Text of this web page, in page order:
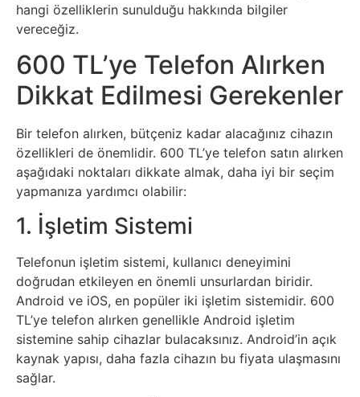
Download
E-
Devlet
Eğitim
Elektronik
Cihazlar
Felsefe
Finans
hangi özelliklerin sunulduğu hakkında bilgiler
vereceğiz.
600 TL’ye Telefon Alırken
Dikkat Edilmesi Gerekenler
Bir telefon alırken, bütçeniz kadar alacağınız cihazın
özellikleri de önemlidir. 600 TL’ye telefon satın alırken
aşağıdaki noktaları dikkate almak, daha iyi bir seçim
yapmanıza yardımcı olabilir:
1. İşletim Sistemi
Telefonun işletim sistemi, kullanıcı deneyimini
doğrudan etkileyen en önemli unsurlardan biridir.
Android ve iOS, en popüler iki işletim sistemidir. 600
TL’ye telefon alırken genellikle Android işletim
sistemine sahip cihazlar bulacaksınız. Android’in açık
kaynak yapısı, daha fazla cihazın bu fiyata ulaşmasını
sağlar.